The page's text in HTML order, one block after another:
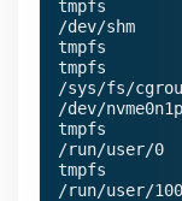
tmpfs
/dev/shm
tmpfs
tmpfs
/sys/fs/
/dev/
tmpfs
/run/user/0
tmpfs
/run/user/